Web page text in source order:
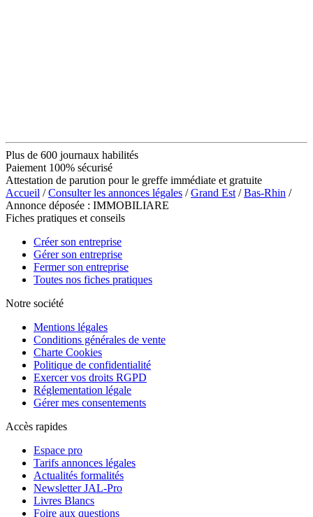
Plus de 600 journaux habilités
Paiement 100% sécurisé
Attestation de parution pour le greffe immédiate et gratuite
Accueil /Consulter les annonces légales /Grand Est /Bas-Rhin /
Annonce déposée : IMMOBILIARE
Fiches pratiques et conseils
Créer son entreprise
Gérer son entreprise
Fermer son entreprise
Toutes nos fiches pratiques
Notre société
Mentions légales
Conditions générales de vente
Charte Cookies
Politique de confidentialité
Exercer vos droits RGPD
Réglementation légale
Gérer mes consentements
Accès rapides
Espace pro
Tarifs annonces légales
Actualités formalités
Newsletter JAL-Pro
Livres Blancs
Foire aux questions